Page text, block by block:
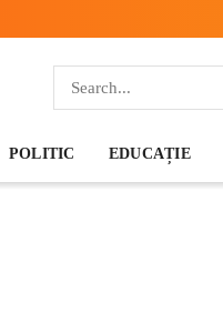
POLITIC EDUCAȚIE